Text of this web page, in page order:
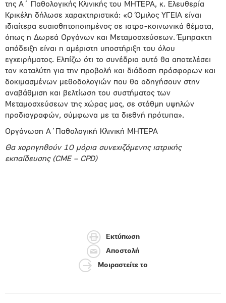
της Α΄ Παθολογικής Κλινικής του ΜΗΤΕΡΑ, κ. Ελευθερία
Κρικέλη δήλωσε χαρακτηριστικά: «Ο Όμιλος ΥΓΕΙΑ είναι
ιδιαίτερα ευαισθητοποιημένος σε ιατρο-κοινωνικά θέματα,
όπως η Δωρεά Οργάνων και Μεταμοσχεύσεων. Έμπρακτη
απόδειξη είναι η αμέριστη υποστήριξη του όλου
εγχειρήματος. Ελπίζω ότι το συνέδριο αυτό θα αποτελέσει
τον καταλύτη για την προβολή και διάδοση πρόσφορων και
δοκιμασμένων μεθοδολογιών που θα οδηγήσουν στην
αναβάθμιση και βελτίωση του συστήματος των
Μεταμοσχεύσεων της χώρας μας, σε στάθμη υψηλών
προδιαγραφών, σύμφωνα με τα διεθνή πρότυπα».
Οργάνωση Α΄Παθολογική Κλινική ΜΗΤΕΡΑ
Θα χορηγηθούν 10 μόρια συνεχιζόμενης ιατρικής
εκπαίδευσης (CME – CPD)
Εκτύπωση
Αποστολή
Μοιραστείτε το